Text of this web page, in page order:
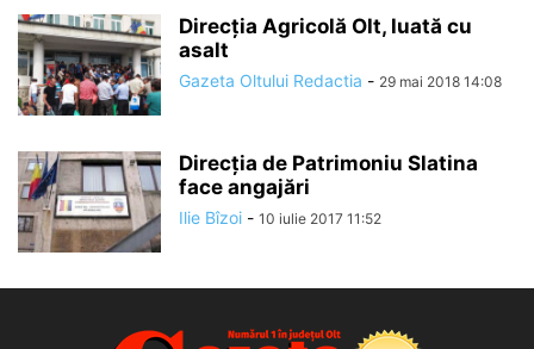
Direcția Agricolă Olt, luată cu
asalt
Gazeta Oltului Redactia - 29 mai 2018 14:08
Direcţia de Patrimoniu Slatina
face angajări
Ilie Bîzoi - 10 iulie 2017 11:52